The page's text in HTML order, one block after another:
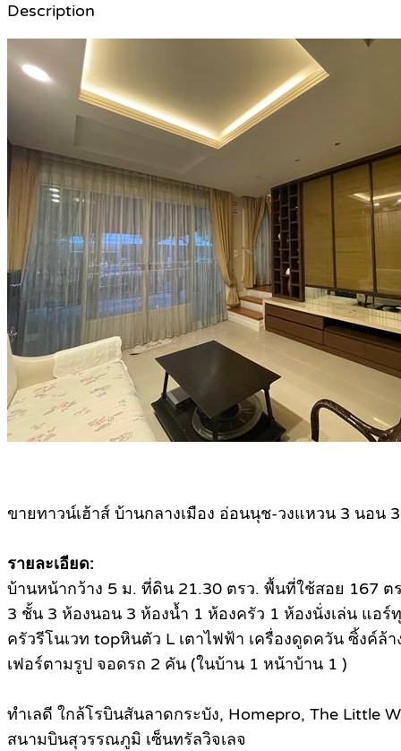
Description
ขายทาวน์เฮ้าส์ บ้านกลางเมือง อ่อนนุช-วงแหวน 3 นอน
รายละเอียด:
บ้านหน้ากว้าง 5 ม. ที่ดิน 21.30 ตรว. พื้นที่ใช้สอย 167 ต
3 ชั้น 3 ห้องนอน 3 ห้องน้ำ 1 ห้องครัว 1 ห้องนั่งเล่น แอร์
ครัวรีโนเวท topหินตัว L เตาไฟฟ้า เครื่องดูดควัน ซิ้งค์ล้า
เฟอร์ตามรูป จอดรถ 2 คัน (ในบ้าน 1 หน้าบ้าน 1 )
ทำเลดี ใกล้โรบินสันลาดกระบัง, Homepro, The Little
สนามบินสุวรรณภูมิ เซ็นทรัลวิจเลจ